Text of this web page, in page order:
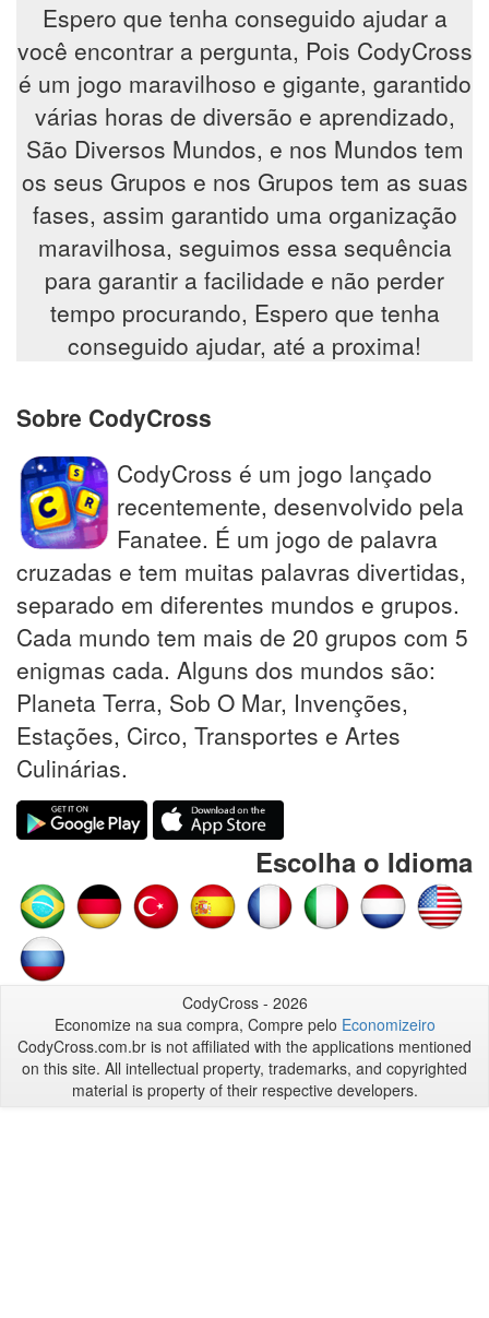
Espero que tenha conseguido ajudar a
você encontrar a pergunta, Pois CodyCross
é um jogo maravilhoso e gigante, garantido
várias horas de diversão e aprendizado,
São Diversos Mundos, e nos Mundos tem
os seus Grupos e nos Grupos tem as suas
fases, assim garantido uma organização
maravilhosa, seguimos essa sequência
para garantir a facilidade e não perder
tempo procurando, Espero que tenha
conseguido ajudar, até a proxima!
Sobre CodyCross
CodyCross é um jogo lançado
recentemente, desenvolvido pela
Fanatee. É um jogo de palavra
cruzadas e tem muitas palavras divertidas,
separado em diferentes mundos e grupos.
Cada mundo tem mais de 20 grupos com 5
enigmas cada. Alguns dos mundos são:
Planeta Terra, Sob O Mar, Invenções,
Estações, Circo, Transportes e Artes
Culinárias.
Escolha o Idioma
CodyCross - 2026
Economize na sua compra, Compre pelo Economizeiro
CodyCross.com.br is not affiliated with the applications mentioned
on this site. All intellectual property, trademarks, and copyrighted
material is property of their respective developers.